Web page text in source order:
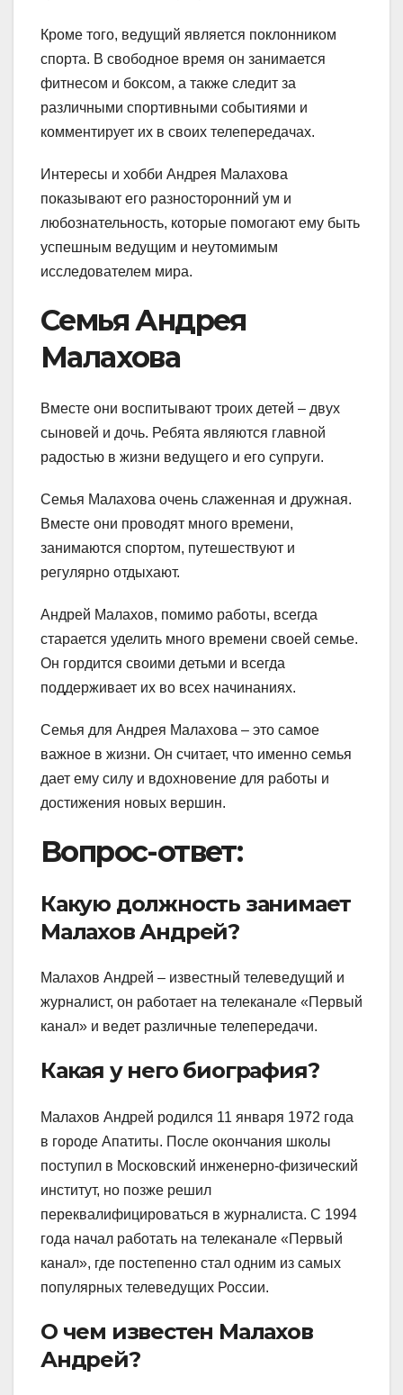
Кроме того, ведущий является поклонником
спорта. В свободное время он занимается
фитнесом и боксом, а также следит за
различными спортивными событиями и
комментирует их в своих телепередачах.
Интересы и хобби Андрея Малахова
показывают его разносторонний ум и
любознательность, которые помогают ему быть
успешным ведущим и неутомимым
исследователем мира.
Семья Андрея
Малахова
Вместе они воспитывают троих детей – двух
сыновей и дочь. Ребята являются главной
радостью в жизни ведущего и его супруги.
Семья Малахова очень слаженная и дружная.
Вместе они проводят много времени,
занимаются спортом, путешествуют и
регулярно отдыхают.
Андрей Малахов, помимо работы, всегда
старается уделить много времени своей семье.
Он гордится своими детьми и всегда
поддерживает их во всех начинаниях.
Семья для Андрея Малахова – это самое
важное в жизни. Он считает, что именно семья
дает ему силу и вдохновение для работы и
достижения новых вершин.
Вопрос-ответ:
Какую должность занимает
Малахов Андрей?
Малахов Андрей – известный телеведущий и
журналист, он работает на телеканале «Первый
канал» и ведет различные телепередачи.
Какая у него биография?
Малахов Андрей родился 11 января 1972 года
в городе Апатиты. После окончания школы
поступил в Московский инженерно-физический
институт, но позже решил
переквалифицироваться в журналиста. С 1994
года начал работать на телеканале «Первый
канал», где постепенно стал одним из самых
популярных телеведущих России.
О чем известен Малахов
Андрей?